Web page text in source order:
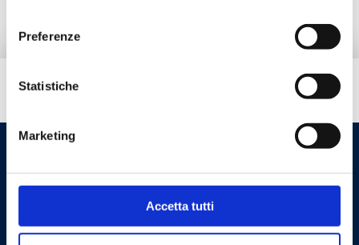
Preferenze
Statistiche
Marketing
Accetta tutti